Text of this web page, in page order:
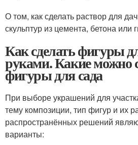
О том, как сделать раствор для
скульптур из цемента, бетона или
Как сделать фигуры
руками. Какие можно
фигуры для сада
При выборе украшений для
тему композиции, тип фигур и их
распространённых решений
варианты: